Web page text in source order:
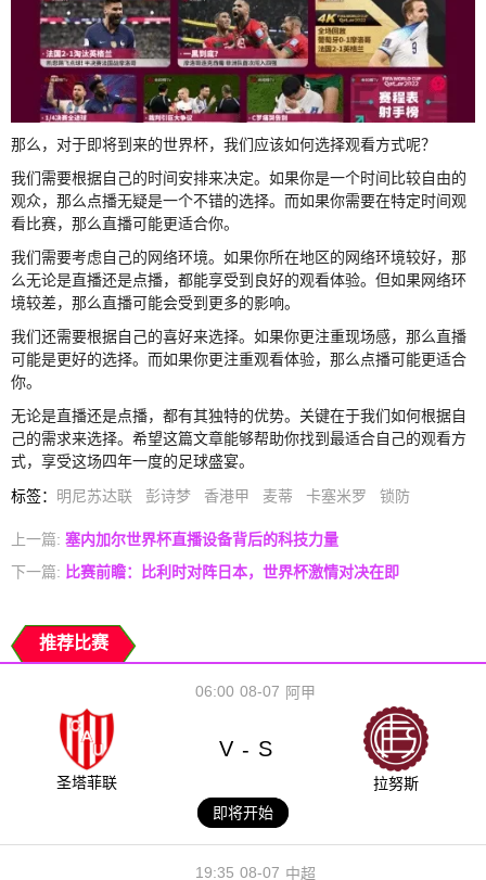
那么，对于即将到来的世界杯，我们应该如何选择观看方式呢？
我们需要根据自己的时间安排来决定。如果你是一个时间比较自由的
观众，那么点播无疑是一个不错的选择。而如果你需要在特定时间观
看比赛，那么直播可能更适合你。
我们需要考虑自己的网络环境。如果你所在地区的网络环境较好，那
么无论是直播还是点播，都能享受到良好的观看体验。但如果网络环
境较差，那么直播可能会受到更多的影响。
我们还需要根据自己的喜好来选择。如果你更注重现场感，那么直播
可能是更好的选择。而如果你更注重观看体验，那么点播可能更适合
你。
无论是直播还是点播，都有其独特的优势。关键在于我们如何根据自
己的需求来选择。希望这篇文章能够帮助你找到最适合自己的观看方
式，享受这场四年一度的足球盛宴。
标签： 明尼苏达联 彭诗梦 香港甲 麦蒂 卡塞米罗 锁防
上一篇: 塞内加尔世界杯直播设备背后的科技力量
下一篇: 比赛前瞻：比利时对阵日本，世界杯激情对决在即
推荐比赛
08-07
06:00 阿甲
圣塔菲联
V - S
拉努斯
即将开始
08-07
19:35 中超